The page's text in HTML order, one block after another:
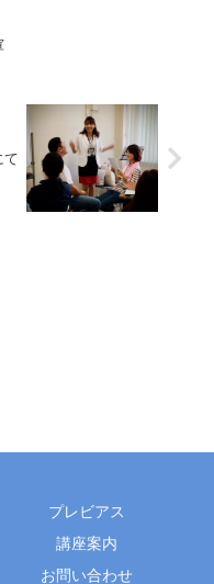
て
プレビアス
講座案内
お問い合わせ